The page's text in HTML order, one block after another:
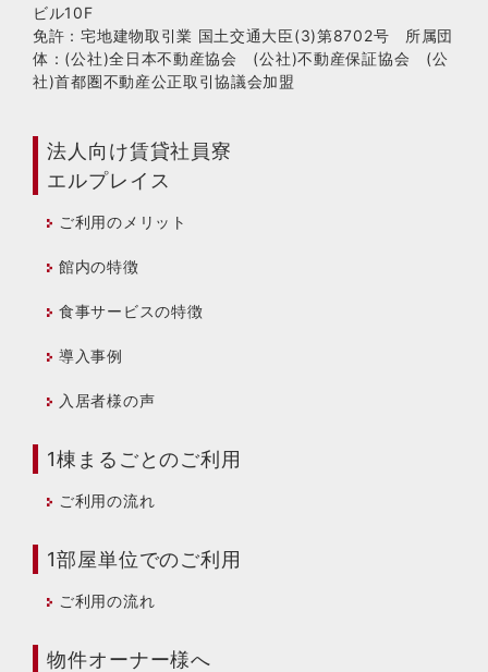
ビル10F
免許：宅地建物取引業 国土交通大臣(3)第8702号 所属団
体：(公社)全日本不動産協会 (公社)不動産保証協会 (公
社)首都圏不動産公正取引協議会加盟
法人向け賃貸社員寮
エルプレイス
ご利用のメリット
館内の特徴
食事サービスの特徴
導入事例
入居者様の声
1棟まるごとのご利用
ご利用の流れ
1部屋単位でのご利用
ご利用の流れ
物件オーナー様へ